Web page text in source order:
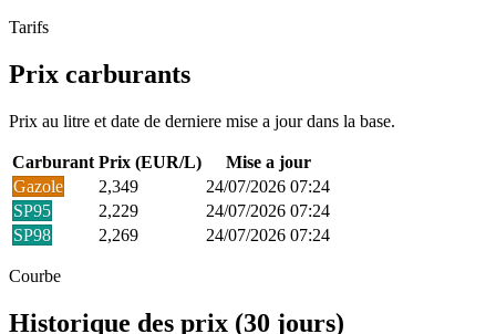
Tarifs
Prix carburants
Prix au litre et date de derniere mise a jour dans la base.
Carburant Prix (EUR/L)
Mise a jour
Gazole
2,349
24/07/2026 07:24
SP95
2,229
24/07/2026 07:24
SP98
2,269 24/07/2026 07:24
Courbe
Historique des prix (30 jours)